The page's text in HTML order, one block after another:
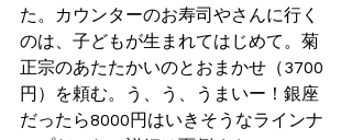
た。カウンターのお寿司やさんに行く
のは、子どもが生まれてはじめて。菊
正宗のあたたかいのとおまかせ（3700
円）を頼む。う、う、うまいー！銀座
だったら8000円はいきそうなラインナ